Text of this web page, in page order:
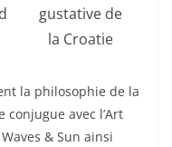
gustative de
la Croatie
la philosophie de la
avec l’Art
& Sun ainsi